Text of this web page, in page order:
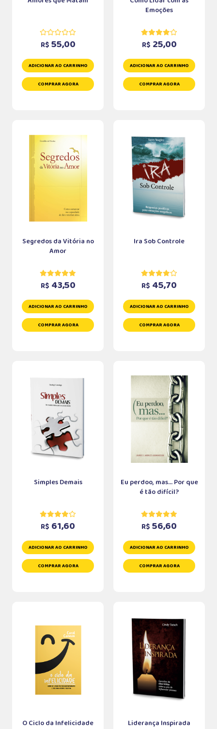
R$ 55,00
ADICIONAR AO CARRINHO
COMPRAR AGORA
Emoções
R$ 25,00
ADICIONAR AO CARRINHO
COMPRAR AGORA
Segredos da Vitória no
Amor
R$ 43,50
ADICIONAR AO CARRINHO
COMPRAR AGORA
Ira Sob Controle
R$ 45,70
ADICIONAR AO CARRINHO
COMPRAR AGORA
Simples Demais
R$ 61,60
ADICIONAR AO CARRINHO
COMPRAR AGORA
Eu perdoo, mas... Por que
é tão difícil?
R$ 56,60
ADICIONAR AO CARRINHO
COMPRAR AGORA
O Ciclo da Infelicidade Liderança Inspirada